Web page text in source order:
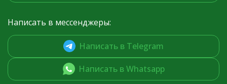
Написать в мессенджеры:
Написать в Telegram
Написать в Whatsapp